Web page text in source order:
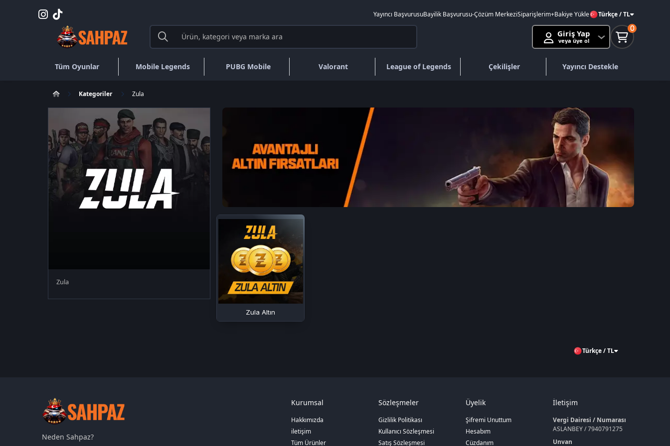
Yayıncı BaşvurusuBayilik Başvurusu-Çözüm MerkeziSiparişlerim+Bakiye Yükle Türkçe / TL
Giriş Yap
veya üye ol
0
Tüm Oyunlar Mobile Legends PUBG Mobile Valorant League of Legends Çekilişler Yayıncı Destekle
Kategoriler Zula
Zula
Zula Altın
Türkçe / TL
Neden Sahpaz?
Kurumsal
Hakkımızda
iletişim
Tüm Ürünler
Sözleşmeler
Gizlilik Politikası
Kullanıcı Sözleşmesi
Satış Sözleşmesi
Üyelik
Şifremi Unuttum
Hesabım
Cüzdanım
İletişim
Vergi Dairesi / Numarası
ASLANBEY / 7940791275
Unvan